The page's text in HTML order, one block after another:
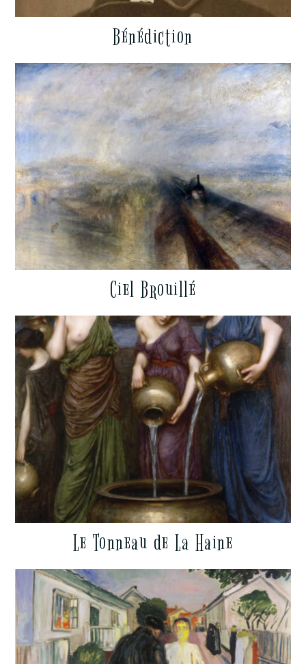
Bénédiction
Ciel Brouillé
Le Tonneau de La Haine